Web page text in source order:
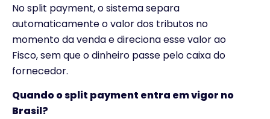
No split payment, o sistema separa
automaticamente o valor dos tributos no
momento da venda e direciona esse valor ao
Fisco, sem que o dinheiro passe pelo caixa do
fornecedor.
Quando o split payment entra em vigor no
Brasil?